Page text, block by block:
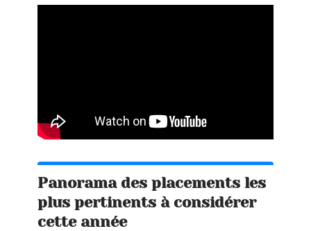
Panorama des placements les
plus pertinents à considérer
cette année